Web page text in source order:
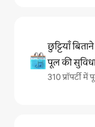
छुट्टियाँ
पूल की
310 प्रॉपर्टी में